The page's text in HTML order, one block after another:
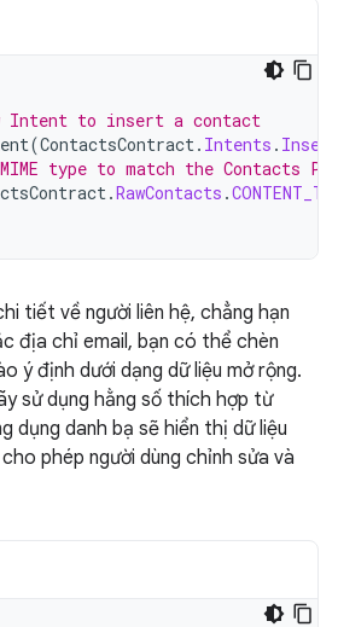
Intent to insert a contact
(ContactsContract. Intents . Insert
type to match the Contacts
.RawContacts .
tiết về người liên hệ, chẳng hạn
địa chỉ email, bạn có thể chèn
ý định dưới dạng dữ liệu mở rộng.
sử dụng hằng số thích hợp từ
dụng danh bạ sẽ hiển thị dữ liệu
phép người dùng chỉnh sửa và